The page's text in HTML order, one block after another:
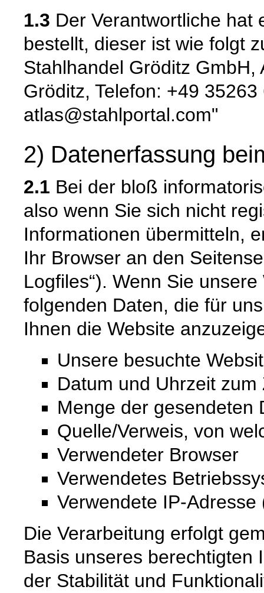
1.3 Der Verantwortliche hat
bestellt, dieser ist wie folgt
Stahlhandel Gröditz
Gröditz, Telefon: +49
atlas@stahlportal.com"
2) Datenerfassung
2.1 Bei der bloß
also wenn Sie sich nicht
Informationen übermitteln,
Ihr Browser an den
Logfiles“). Wenn Sie
folgenden Daten, die für
Ihnen die Website
Unsere besuchte
Datum und Uhrzeit
Menge der gesendeten
Quelle/Verweis, von
Verwendeter Browser
Verwendetes
Verwendete IP-
Die Verarbeitung erfolgt
Basis unseres berechtigten
der Stabilität und